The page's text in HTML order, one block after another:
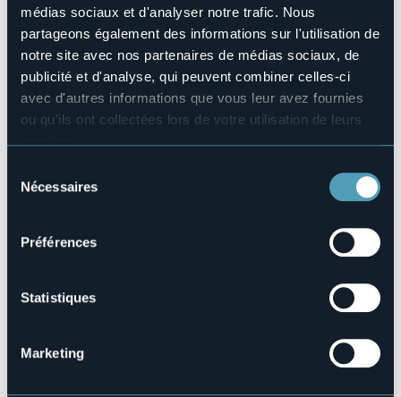
médias sociaux et d'analyser notre trafic. Nous
partageons également des informations sur l'utilisation de
notre site avec nos partenaires de médias sociaux, de
publicité et d'analyse, qui peuvent combiner celles-ci
avec d'autres informations que vous leur avez fournies
ou qu'ils ont collectées lors de votre utilisation de leurs
manière de les gérer et de les supprimer,
cliquez ici
Nécessaires
Préférences
Statistiques
Marketing
Nombres de chambres
4
Nombres de lits
10
E-mail
info@thedivine.it
Codice CIR
103072-AFF-00004